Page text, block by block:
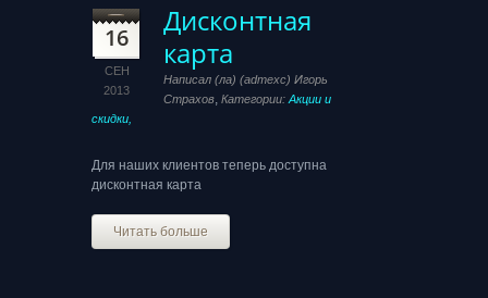
16
СЕН
2013
Дисконтная
карта
Написал (ла) (admexc) Игорь
Страхов, Категории: Акции и
скидки,
Для наших клиентов теперь доступна
дисконтная карта
Читать больше